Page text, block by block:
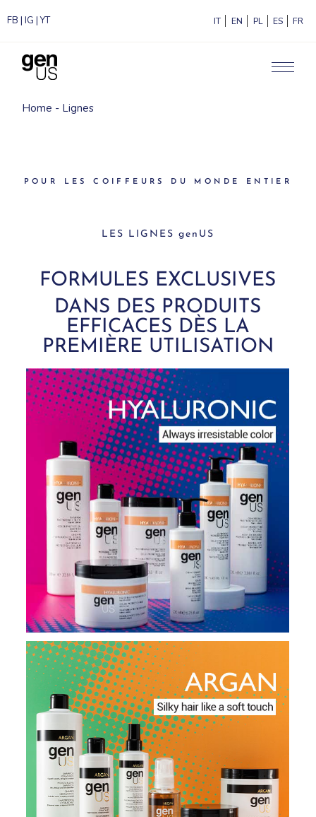
FB | IG |YT ITALIANOENGLISHPOLSKI
Home Lignes
POUR LES COIFFEURS DU MONDE ENTIER
LES LIGNES genUS
FORMULES EXCLUSIVES
DANS DES PRODUITS
EFFICACES DÈS LA
PREMIÈRE UTILISATION